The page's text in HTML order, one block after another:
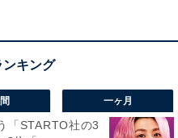
「周りが大自然で、水遊
しながら、湧き水や滝を
力があります」（30代男
ました。
一ヶ月
「STARTO社の3